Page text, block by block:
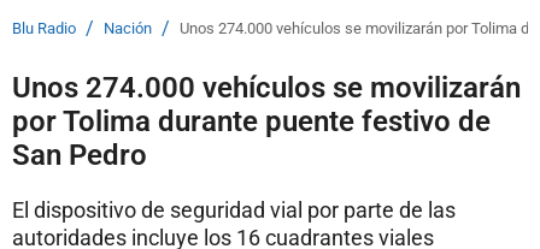
Blu Radio / Nación / Unos 274.000 vehículos se movilizarán por Tolima
Unos 274.000 vehículos se movilizarán
por Tolima durante puente festivo de
San Pedro
El dispositivo de seguridad vial por parte de las
autoridades incluye los 16 cuadrantes viales